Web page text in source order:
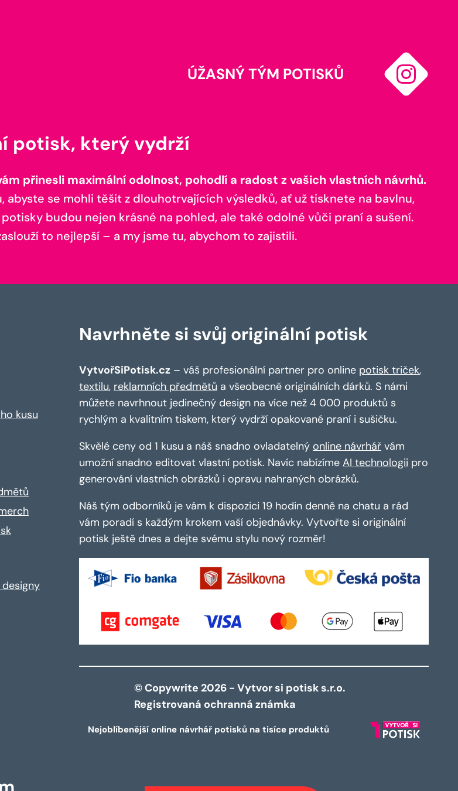
ÚŽASNÝ TÝM POTISKŮ
potisk, který vydrží
přinesli maximální odolnost, pohodlí a radost z vašich vlastních návrhů.
abyste se mohli těšit z dlouhotrvajících výsledků, ať už tisknete na bavlnu,
budou nejen krásné na pohled, ale také odolné vůči praní a sušení.
to nejlepší – a my jsme tu, abychom to zajistili.
kusu
Navrhněte si svůj originální potisk
VytvořSiPotisk.cz – váš profesionální partner pro online potisk triček,
textilu, reklamních předmětů a všeobecně originálních dárků. S námi
můžete navrhnout jedinečný design na více než 4 000 produktů s
rychlým a kvalitním tiskem, který vydrží opakované praní i sušičku.
Skvělé ceny od 1 kusu a náš snadno ovladatelný online návrhář vám
umožní snadno editovat vlastní potisk. Navíc nabízíme AI technologii pro
generování vlastních obrázků i opravu nahraných obrázků.
Náš tým odborníků je vám k dispozici 19 hodin denně na chatu a rád
vám poradí s každým krokem vaší objednávky. Vytvořte si originální
potisk ještě dnes a dejte svému stylu nový rozměr!
© Copywrite 2026 - Vytvor si potisk s.r.o.
Registrovaná ochranná známka
Nejoblíbenější online návrhář potisků na tisíce produktů